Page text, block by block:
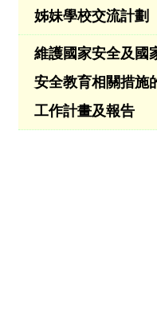
姊妹學校交流計劃
維護國家安全及國
安全教育相關措施
工作計畫及報告